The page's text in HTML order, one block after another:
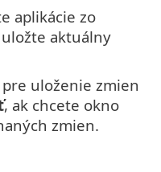
aplikácie zo
aktuálny
uloženie zmien
, ak chcete okno
zmien.